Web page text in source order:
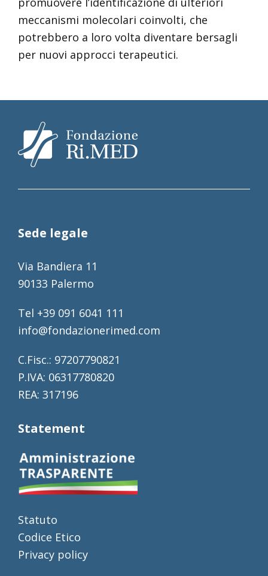
meccanismi molecolari coinvolti, che
potrebbero a loro volta diventare bersagli
per nuovi approcci terapeutici.
Sede legale
Via Bandiera 11
90133 Palermo
Tel +39 091 6041 111
info@fondazionerimed.com
C.Fisc.: 97207790821
P.IVA: 06317780820
REA: 317196
Statement
Statuto
Codice Etico
Privacy policy